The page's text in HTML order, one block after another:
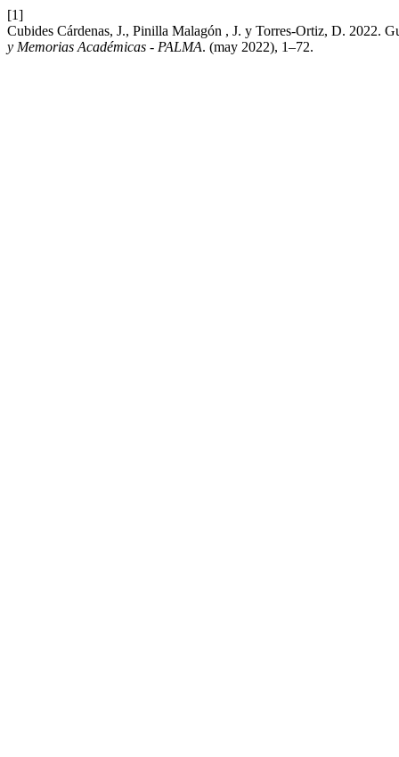
[1]
Cubides Cárdenas, J., Pinilla Malagón , J. y Torres-Ortiz, D. 2022.
y Memorias Académicas - PALMA. (may 2022), 1–72.